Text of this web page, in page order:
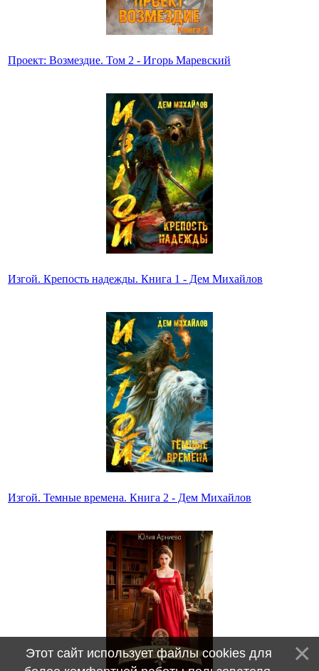
Проект: Возмездие. Том 2 - Игорь Маревский
Изгой. Крепость надежды. Книга 1 - Дем Михайлов
Изгой. Темные времена. Книга 2 - Дем Михайлов
Этот сайт использует файлы cookies для